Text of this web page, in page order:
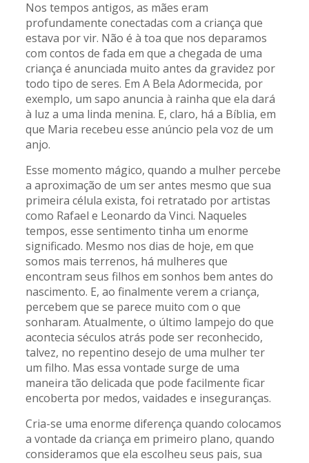
Nos tempos antigos, as mães eram
profundamente conectadas com a criança que
estava por vir. Não é à toa que nos deparamos
com contos de fada em que a chegada de uma
criança é anunciada muito antes da gravidez por
todo tipo de seres. Em A Bela Adormecida, por
exemplo, um sapo anuncia à rainha que ela dará
à luz a uma linda menina. E, claro, há a Bíblia, em
que Maria recebeu esse anúncio pela voz de um
anjo.
Esse momento mágico, quando a mulher percebe
a aproximação de um ser antes mesmo que sua
primeira célula exista, foi retratado por artistas
como Rafael e Leonardo da Vinci. Naqueles
tempos, esse sentimento tinha um enorme
significado. Mesmo nos dias de hoje, em que
somos mais terrenos, há mulheres que
encontram seus filhos em sonhos bem antes do
nascimento. E, ao finalmente verem a criança,
percebem que se parece muito com o que
sonharam. Atualmente, o último lampejo do que
acontecia séculos atrás pode ser reconhecido,
talvez, no repentino desejo de uma mulher ter
um filho. Mas essa vontade surge de uma
maneira tão delicada que pode facilmente ficar
encoberta por medos, vaidades e inseguranças.
Cria-se uma enorme diferença quando colocamos
a vontade da criança em primeiro plano, quando
consideramos que ela escolheu seus pais, sua